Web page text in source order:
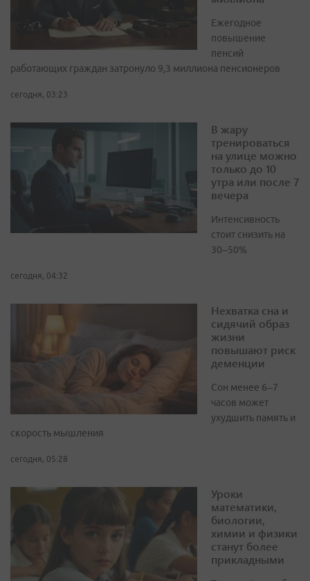
Ежегодное
повышение
пенсий
работающих граждан затронуло 9,3 миллиона пенсионеров
сегодня, 03:23
В жару
тренироваться
на улице можно
только до 10
утра или после 7
вечера
Интенсивность
стоит снизить на
30–50%
сегодня, 04:32
Нехватка сна и
сидячий образ
жизни
повышают риск
деменции
Сон менее 6–7
часов может
ухудшить память и
скорость мышления
сегодня, 05:28
Уроки
математики,
биологии,
химии и физики
станут более
прикладными